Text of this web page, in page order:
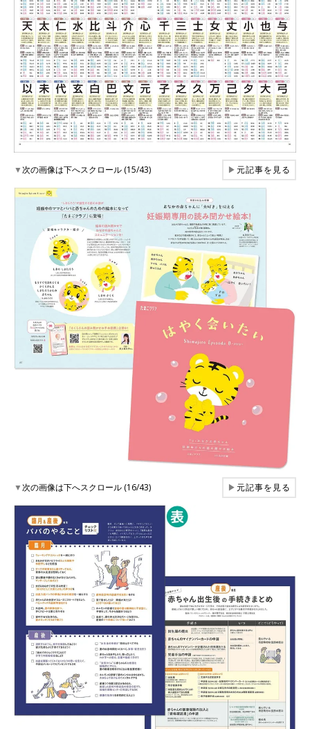
▼次の画像は下へスクロール (15/43) ▶元記事を見る
▼次の画像は下へスクロール (16/43) ▶元記事を見る